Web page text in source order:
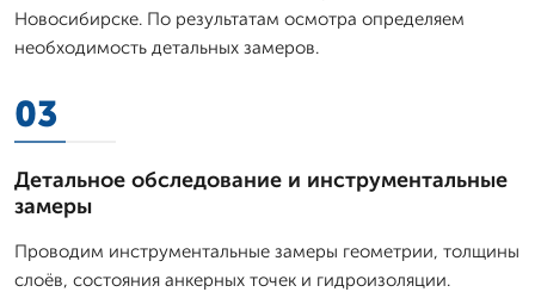
Новосибирске. По результатам осмотра определяем
необходимость детальных замеров.
03
Детальное обследование и инструментальные
замеры
Проводим инструментальные замеры геометрии, толщины
слоёв, состояния анкерных точек и гидроизоляции.